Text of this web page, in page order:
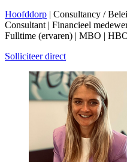
Hoofddorp | Consultancy /
Consultant | Financieel
Fulltime (ervaren) | MBO |
Solliciteer direct